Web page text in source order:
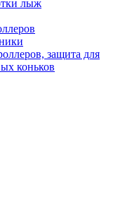
лыж
защита для
коньков